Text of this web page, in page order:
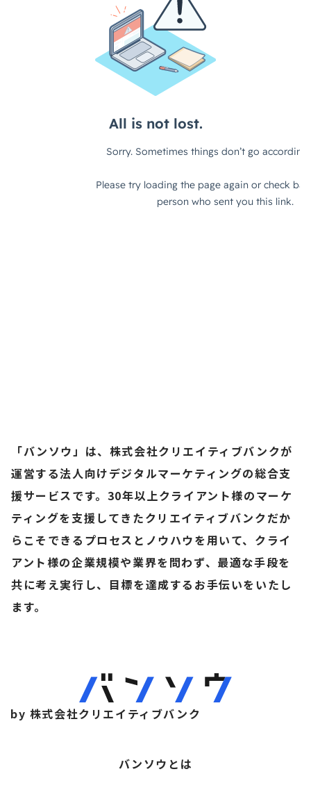
「バンソウ」は、株式会社クリエイティブバンクが
運営する法人向けデジタルマーケティングの総合支
援サービスです。30年以上クライアント様のマーケ
ティングを支援してきたクリエイティブバンクだか
らこそできるプロセスとノウハウを用いて、クライ
アント様の企業規模や業界を問わず、最適な手段を
共に考え実行し、目標を達成するお手伝いをいたし
ます。
by 株式会社クリエイティブバンク
バンソウとは